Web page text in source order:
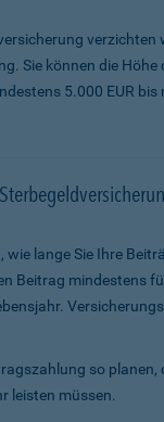
verzichten
Sie können die Höhe
5.000 EUR bis
wie lange Sie Ihre
Beitrag mindestens
so planen,
leisten müssen.